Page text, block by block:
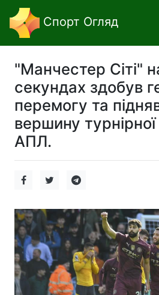
Спорт Огляд
"Манчестер Сіті"
секундах здобув
перемогу та
вершину турнірної
АПЛ.